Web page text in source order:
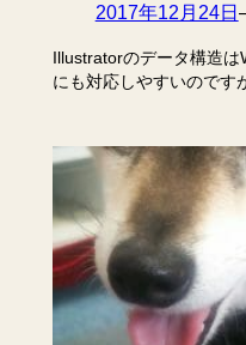
2017年12月24日
Illustratorのデータ構造
にも対応しやすいのです